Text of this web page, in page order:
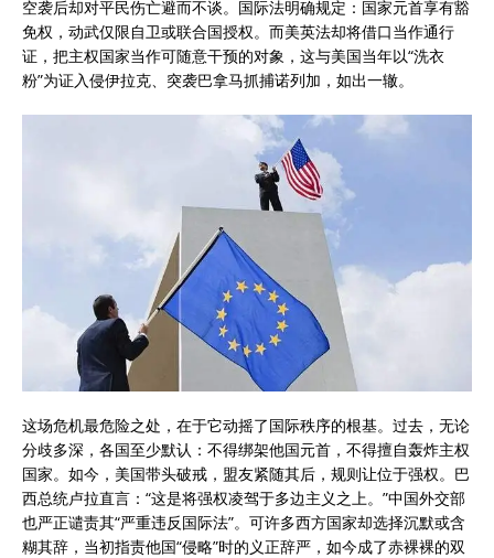
空袭后却对平民伤亡避而不谈。国际法明确规定：国家元首享有豁
免权，动武仅限自卫或联合国授权。而美英法却将借口当作通行
证，把主权国家当作可随意干预的对象，这与美国当年以“洗衣
粉”为证入侵伊拉克、突袭巴拿马抓捕诺列加，如出一辙。
这场危机最危险之处，在于它动摇了国际秩序的根基。过去，无论
分歧多深，各国至少默认：不得绑架他国元首，不得擅自轰炸主权
国家。如今，美国带头破戒，盟友紧随其后，规则让位于强权。巴
西总统卢拉直言：“这是将强权凌驾于多边主义之上。”中国外交部
也严正谴责其“严重违反国际法”。可许多西方国家却选择沉默或含
糊其辞，当初指责他国“侵略”时的义正辞严，如今成了赤裸裸的双